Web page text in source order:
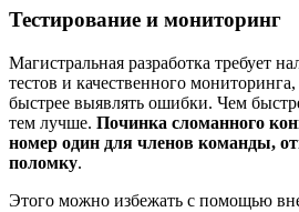
Тестирование и мониторинг
Магистральная разработка требует
тестов и качественного
быстрее выявлять ошибки. Чем
тем лучше. Починка сломанного
номер один для членов команды,
поломку.
Этого можно избежать с помощью